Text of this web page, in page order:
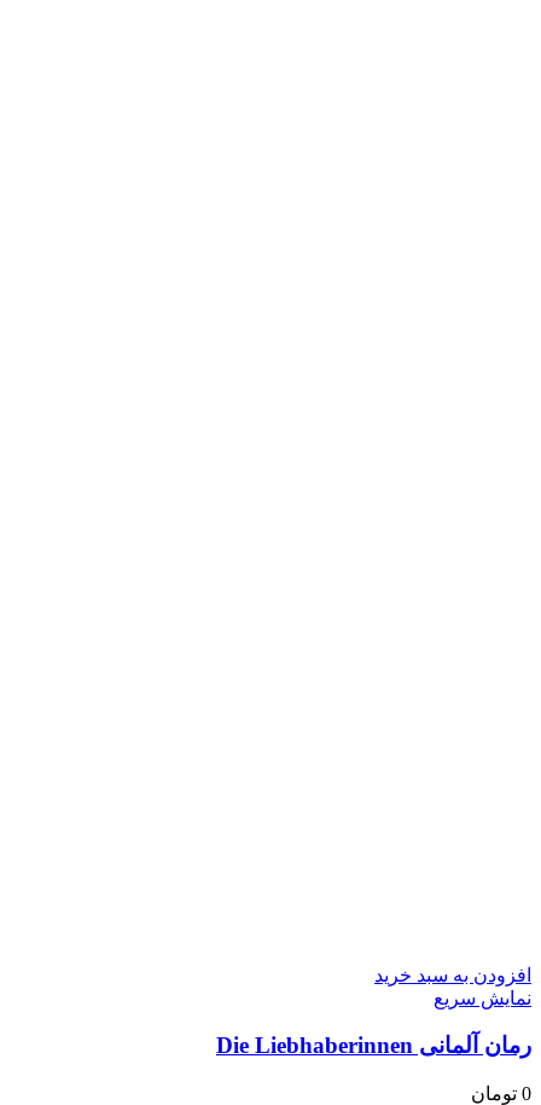
افزودن به سبد خرید
نمایش سریع
رمان آلمانی Die Liebhaberinnen
0 تومان